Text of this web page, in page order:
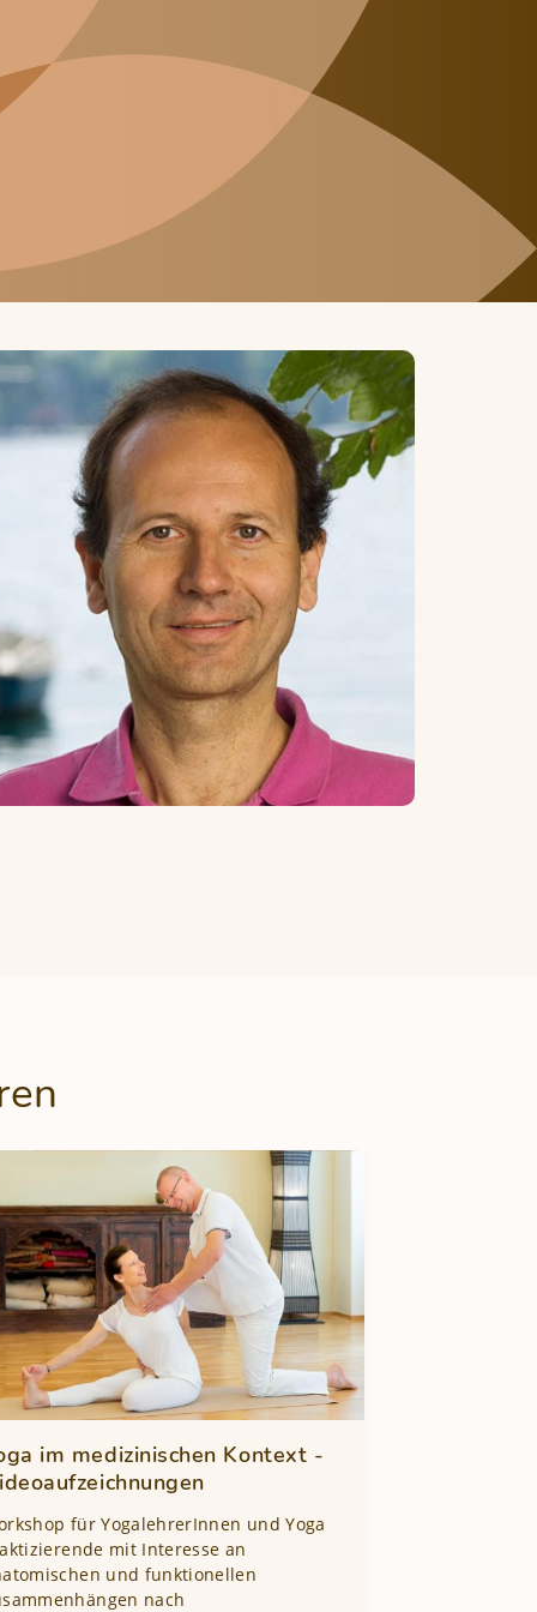
im medizinischen Kontext -
für YogalehrerInnen und Yoga
mit Interesse an
und funktionellen
nach